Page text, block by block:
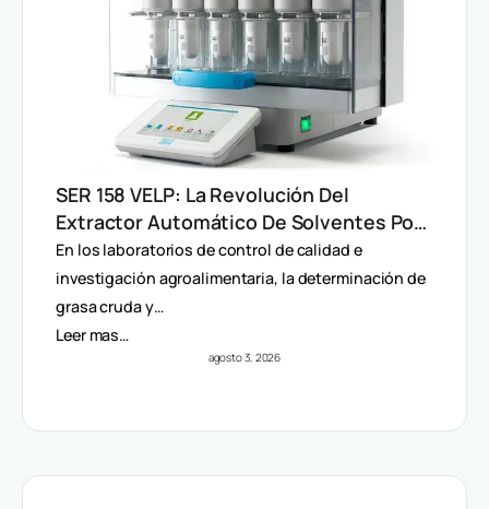
SER 158 VELP: La Revolución Del
Extractor Automático De Solventes Por
Método Randall
En los laboratorios de control de calidad e
investigación agroalimentaria, la determinación de
grasa cruda y…
Leer mas…
agosto 3, 2026